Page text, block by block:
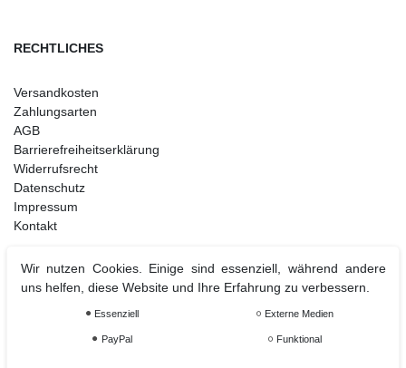
RECHTLICHES
Versandkosten
Zahlungsarten
AGB
Barrierefreiheitserklärung
Widerrufsrecht
Datenschutz
Impressum
Kontakt
Weihnachtsdeko
Christbaumschmuck
Christbaumkugel
Wir nutzen Cookies. Einige sind essenziell, während andere
uns helfen, diese Website und Ihre Erfahrung zu verbessern.
Essenziell Externe Medien
PayPal Funktional